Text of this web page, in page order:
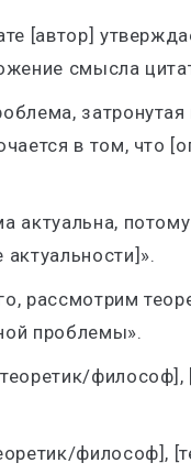
[автор]
смысла
затронутая
в том, что
актуальна,
актуальности]».
рассмотрим
проблемы».
философ],
философ],